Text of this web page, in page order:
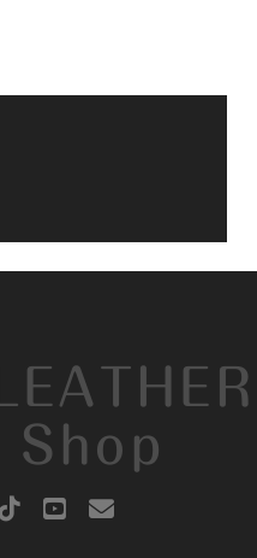
Shop
tiktokyoutube
email